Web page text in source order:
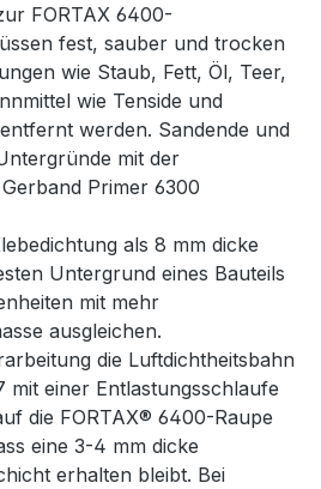
FORTAX 6400-
fest, sauber und trocken
wie Staub, Fett, Öl, Teer,
wie Tenside und
werden. Sandende und
mit der
Primer 6300
als 8 mm dicke
Untergrund eines Bauteils
mit mehr
ausgleichen.
die Luftdichtheitsbahn
mit einer Entlastungsschlaufe
die FORTAX® 6400-Raupe
eine 3-4 mm dicke
erhalten bleibt. Bei